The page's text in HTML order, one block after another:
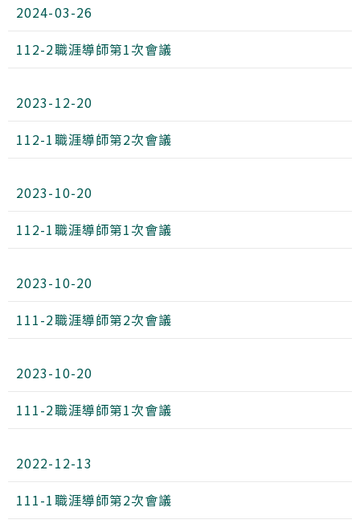
2024-03-26
112-2職涯導師第1次會議
2023-12-20
112-1職涯導師第2次會議
2023-10-20
112-1職涯導師第1次會議
2023-10-20
111-2職涯導師第2次會議
2023-10-20
111-2職涯導師第1次會議
2022-12-13
111-1職涯導師第2次會議